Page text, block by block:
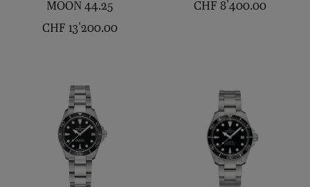
MOON 44.25
CHF 13'200.00
CHF 8'400.00